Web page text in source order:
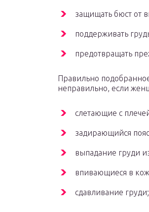
защищать бюст от
поддерживать
предотвращать
Правильно
неправильно, если
слетающие с
задирающийся
выпадание груди
впивающиеся в
сдавливание груди;